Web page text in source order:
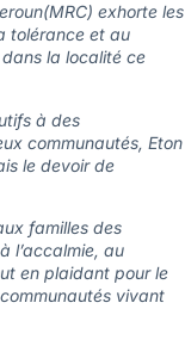
exhorte les
tolérance et au
la localité ce
à des
communautés, Eton
le devoir de
familles des
l’accalmie, au
en plaidant pour le
vivant